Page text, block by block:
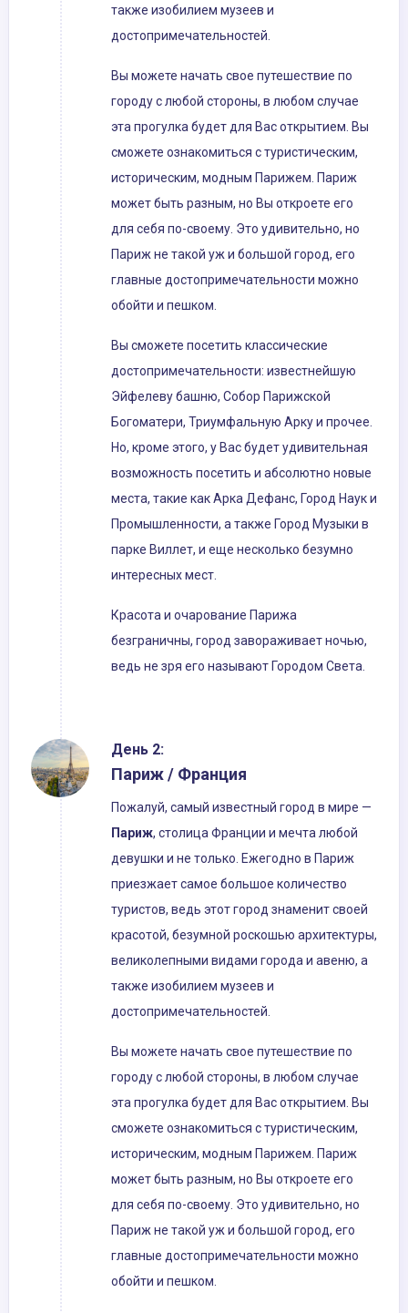
также изобилием музеев и
достопримечательностей.
Вы можете начать свое путешествие по
городу с любой стороны, в любом случае
эта прогулка будет для Вас открытием. Вы
сможете ознакомиться с туристическим,
историческим, модным Парижем. Париж
может быть разным, но Вы откроете его
для себя по-своему. Это удивительно, но
Париж не такой уж и большой город, его
главные достопримечательности можно
обойти и пешком.
Вы сможете посетить классические
достопримечательности: известнейшую
Эйфелеву башню, Собор Парижской
Богоматери, Триумфальную Арку и прочее.
Но, кроме этого, у Вас будет удивительная
возможность посетить и абсолютно новые
места, такие как Арка Дефанс, Город Наук и
Промышленности, а также Город Музыки в
парке Виллет, и еще несколько безумно
интересных мест.
Красота и очарование Парижа
безграничны, город завораживает ночью,
ведь не зря его называют Городом Света.
День 2:
Париж / Франция
Пожалуй, самый известный город в мире —
Париж, столица Франции и мечта любой
девушки и не только. Ежегодно в Париж
приезжает самое большое количество
туристов, ведь этот город знаменит своей
красотой, безумной роскошью архитектуры,
великолепными видами города и авеню, а
также изобилием музеев и
достопримечательностей.
Вы можете начать свое путешествие по
городу с любой стороны, в любом случае
эта прогулка будет для Вас открытием. Вы
сможете ознакомиться с туристическим,
историческим, модным Парижем. Париж
может быть разным, но Вы откроете его
для себя по-своему. Это удивительно, но
Париж не такой уж и большой город, его
главные достопримечательности можно
обойти и пешком.